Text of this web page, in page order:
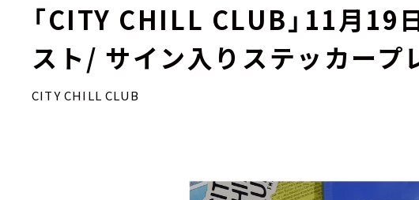
「CITY CHILL CLUB」11月19
スト/ サイン入りステッカープ
CITY CHILL CLUB